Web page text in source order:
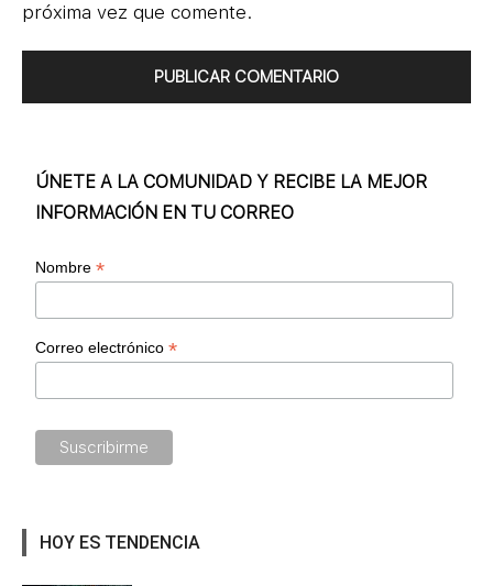
próxima vez que comente.
ÚNETE A LA COMUNIDAD Y RECIBE LA MEJOR
INFORMACIÓN EN TU CORREO
Nombre*
Correo electrónico*
HOY ES TENDENCIA